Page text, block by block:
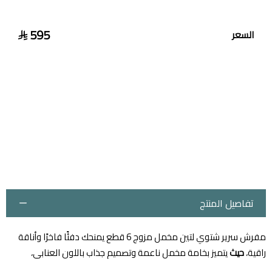
السعر 595
تفاصيل المنتج
مفرش سرير شتوي لتين مخمل مزوج 6 قطع يمنحك دفئًا فاخرًا وأناقة
راقية،حيثيتميز بخامة مخمل ناعمة وتصميم جذاب باللون العنابي،